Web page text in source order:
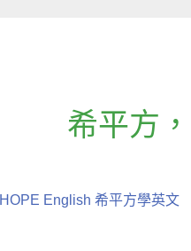
希平方 ，
HOPE English 希平方學英文